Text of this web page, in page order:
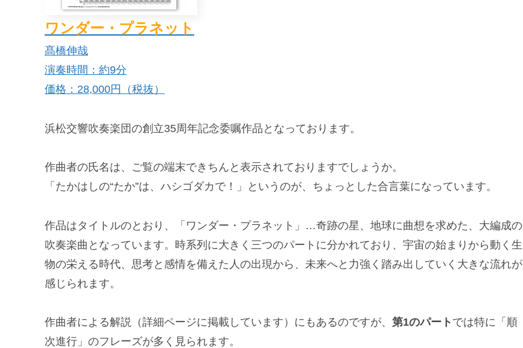
ワンダー・プラネット
髙橋伸哉
演奏時間：約9分
価格：28,000円（税抜）
浜松交響吹奏楽団の創立35周年記念委嘱作品となっております。
作曲者の氏名は、ご覧の端末できちんと表示されておりますでしょうか。
「たかはしの“たか”は、ハシゴダカで！」というのが、ちょっとした合言葉になっています。
作品はタイトルのとおり、「ワンダー・プラネット」…奇跡の星、地球に曲想を求めた、大編成の
吹奏楽曲となっています。時系列に大きく三つのパートに分かれており、宇宙の始まりから動く生
物の栄える時代、思考と感情を備えた人の出現から、未来へと力強く踏み出していく大きな流れが
感じられます。
作曲者による解説（詳細ページに掲載しています）にもあるのですが、 第1のパート では特に「順
次進行」のフレーズが多く見られます。